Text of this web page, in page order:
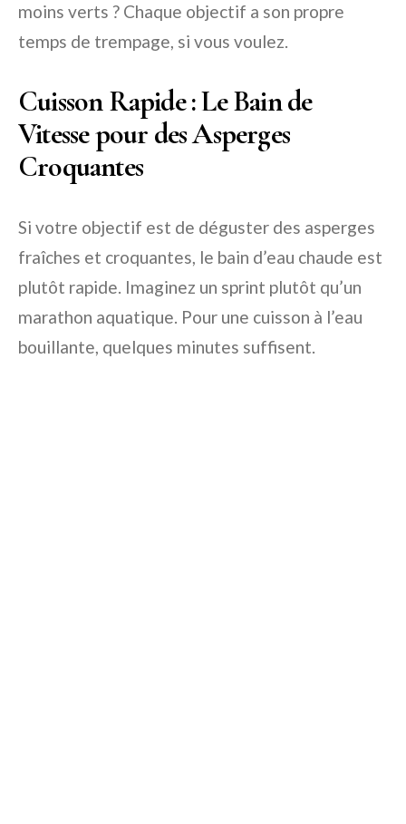
moins verts ? Chaque objectif a son propre
temps de trempage, si vous voulez.
Cuisson Rapide : Le Bain de
Vitesse pour des Asperges
Croquantes
Si votre objectif est de déguster des asperges
fraîches et croquantes, le bain d’eau chaude est
plutôt rapide. Imaginez un sprint plutôt qu’un
marathon aquatique. Pour une cuisson à l’eau
bouillante, quelques minutes suffisent.